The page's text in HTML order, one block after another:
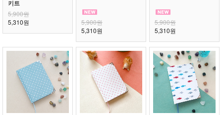
키트
5,900원
5,310원
5,900원
5,310원
5,900원
5,310원